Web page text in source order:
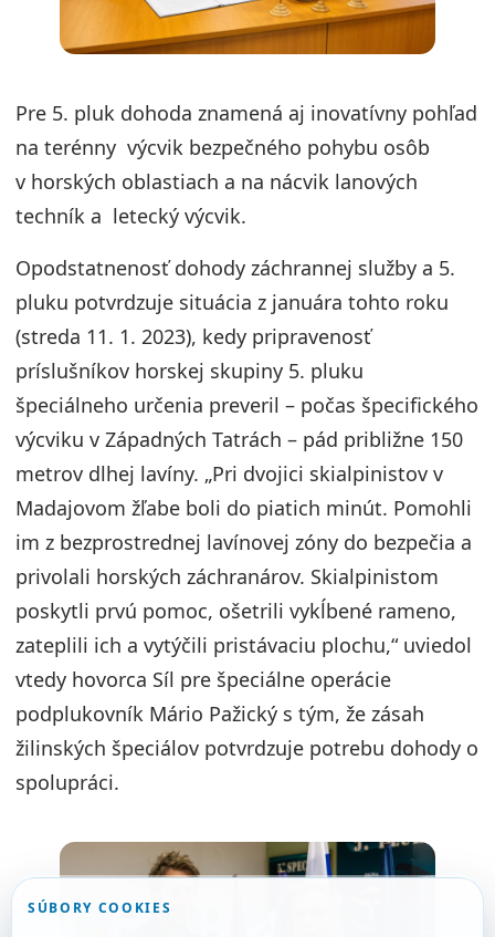
Pre 5. pluk dohoda znamená aj inovatívny pohľad
na terénny výcvik bezpečného pohybu osôb
v horských oblastiach a na nácvik lanových
techník a letecký výcvik.
Opodstatnenosť dohody záchrannej služby a 5.
pluku potvrdzuje situácia z januára tohto roku
(streda 11. 1. 2023), kedy pripravenosť
príslušníkov horskej skupiny 5. pluku
špeciálneho určenia preveril – počas špecifického
výcviku v Západných Tatrách – pád približne 150
metrov dlhej lavíny. „Pri dvojici skialpinistov v
Madajovom žľabe boli do piatich minút. Pomohli
im z bezprostrednej lavínovej zóny do bezpečia a
privolali horských záchranárov. Skialpinistom
poskytli prvú pomoc, ošetrili vykĺbené rameno,
zateplili ich a vytýčili pristávaciu plochu,“ uviedol
vtedy hovorca Síl pre špeciálne operácie
podplukovník Mário Pažický s tým, že zásah
žilinských špeciálov potvrdzuje potrebu dohody o
spolupráci.
SÚBORY COOKIES